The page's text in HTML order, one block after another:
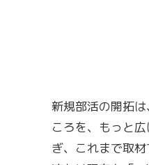
新規部活の開拓
ころを、もっと
ぎ、これまで取